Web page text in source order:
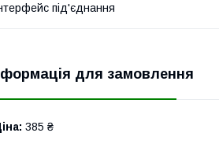
під'єднання
для замовлення
385 ₴